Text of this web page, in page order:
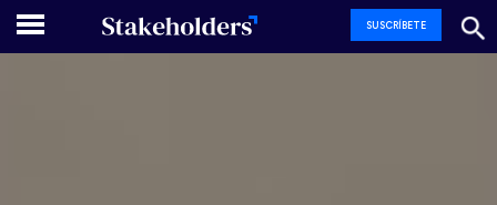
SUSCRÍBETE